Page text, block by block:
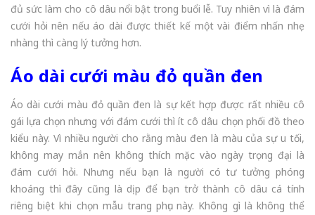
đủ sức làm cho cô dâu nổi bật trong buổi lễ. Tuy nhiên vì là đám
cưới hỏi nên nếu áo dài được thiết kế một vài điểm nhấn nhẹ
nhàng thì càng lý tưởng hơn.
Áo dài cưới màu đỏ quần đen
Áo dài cưới màu đỏ quần đen là sự kết hợp được rất nhiều cô
gái lựa chọn nhưng với đám cưới thì ít cô dâu chọn phối đồ theo
kiểu này. Vì nhiều người cho rằng màu đen là màu của sự u tối,
không may mắn nên không thích mặc vào ngày trọng đại là
đám cưới hỏi. Nhưng nếu bạn là người có tư tưởng phóng
khoáng thì đây cũng là dịp để bạn trở thành cô dâu cá tính
riêng biệt khi chọn mẫu trang phục này. Không gì là không thể